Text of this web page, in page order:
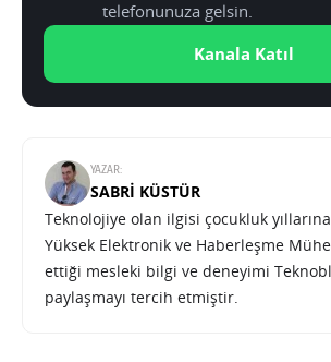
telefonunuza gelsin.
Kanala Katıl
YAZAR:
SABRI KÜSTÜR
Teknolojiye olan ilgisi çocukluk
Yüksek Elektronik ve Haberleşme
ettiği mesleki bilgi ve deneyimi
paylaşmayı tercih etmiştir.